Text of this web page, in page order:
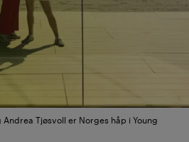
Tjøsvoll er Norges håp i Young